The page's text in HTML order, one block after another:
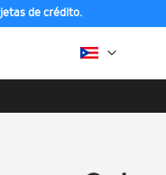
de crédito.